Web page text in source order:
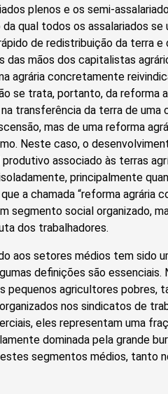
plenos e os semi-
qual todos os assalariados
de redistribuição da terra
das mãos dos capitalistas
agrária concretamente
se trata, portanto, da reforma
transferência da terra de uma
mas de uma reforma
Neste caso, o
associado às terras
principalmente
a chamada “reforma agrária
segmento social organizado,
dos trabalhadores.
aos setores médios tem sido
definições são
pequenos agricultores pobres,
nos sindicatos de
eles representam uma
dominada pela grande
segmentos médios, tanto